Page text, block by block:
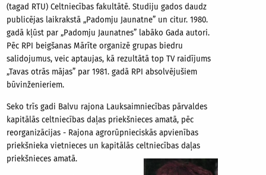
(tagad RTU) Celtniecības fakultātē. Studiju gados daudz
publicējas laikrakstā „Padomju Jaunatne” un citur. 1980.
gadā kļūst par „Padomju Jaunatnes” labāko Gada autori.
Pēc RPI beigšanas Mārīte organizē grupas biedru
salidojumus, veic aptaujas, kā rezultātā top TV raidījums
„Tavas otrās mājas” par 1981. gadā RPI absolvējušiem
būvinženieriem.
Seko trīs gadi Balvu rajona Lauksaimniecības pārvaldes
kapitālās celtniecības daļas priekšnieces amatā, pēc
reorganizācijas - Rajona agrorūpnieciskās apvienības
priekšnieka vietnieces un kapitālās celtniecības daļas
priekšnieces amatā.